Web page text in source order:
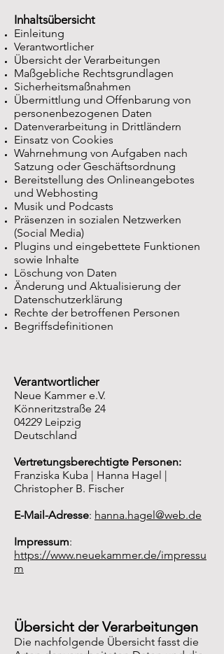
Inhaltsübersicht
Einleitung
Verantwortlicher
Übersicht der Verarbeitungen
Maßgebliche Rechtsgrundlagen
Sicherheitsmaßnahmen
Übermittlung und Offenbarung von
personenbezogenen Daten
Datenverarbeitung in Drittländern
Einsatz von Cookies
Wahrnehmung von Aufgaben nach
Satzung oder Geschäftsordnung
Bereitstellung des Onlineangebotes
und Webhosting
Musik und Podcasts
Präsenzen in sozialen Netzwerken
(Social Media)
Plugins und eingebettete Funktionen
sowie Inhalte
Löschung von Daten
Änderung und Aktualisierung der
Datenschutzerklärung
Rechte der betroffenen Personen
Begriffsdefinitionen
Verantwortlicher
Neue Kammer e.V.
Könneritzstraße 24
04229 Leipzig
Deutschland
Vertretungsberechtigte Personen:
Franziska Kuba | Hanna Hagel |
Christopher B. Fischer
E-Mail-Adresse: hanna.hagel@web.de
Impressum:
https://www.neuekammer.de/impressu
m
Übersicht der Verarbeitungen
Die nachfolgende Übersicht fasst die